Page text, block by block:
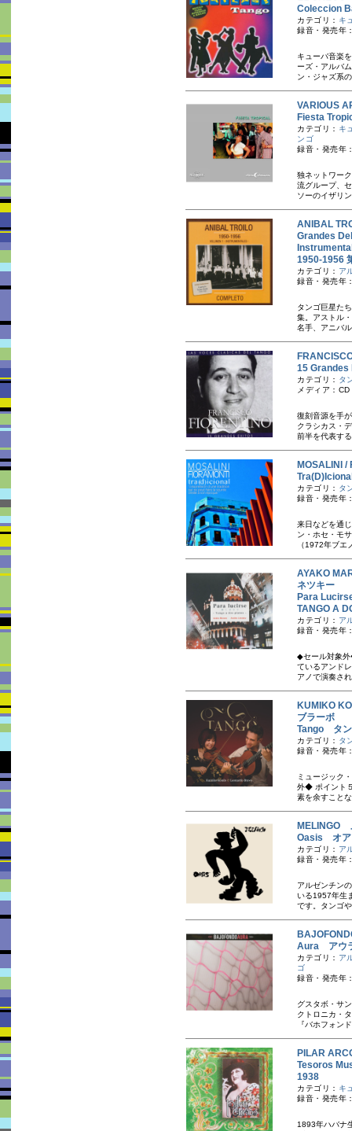
Coleccion
カテゴリ： キ
録音・発売年
キューバ音楽
ーズ・アルバ
ン・ジャズ系
VARIOUS
Fiesta
カテゴリ： キ
ンゴ
録音・発売年
独ネットワー
流グループ、
ソーのイザリ
ANIBAL
Grandes
1950-1956
カテゴリ： ア
録音・発売
タンゴ巨星た
集。アストル
名手、アニバ
15 Grandes
カテゴリ： タ
メディア：CD
復刻音源を手
クラシカス・
前半を代表す
MOSALINI
カテゴリ： タ
録音・発売年
来日などを通
ン・ホセ・モ
（1972年ブ
AYAKO
ネツキー
Para
TANGO A
カテゴリ： ア
録音・発売年
◆セール対象外
ているアンド
アノで演奏さ
KUMIKO
ブラーボ
Tango タ
カテゴリ： タ
録音・発売年
ミュージック
外◆ ポイント
素を余すこと
MELINGO
Oasis オア
カテゴリ： ア
録音・発売年
アルゼンチン
いる1957年生
です。タンゴ
Aura アウ
カテゴリ： ア
ゴ
録音・発売年
グスタボ・サ
クトロニカ・
『バホフォン
PILAR
Tesoros
1938
カテゴリ： キ
録音・発売年
1893年ハバナ